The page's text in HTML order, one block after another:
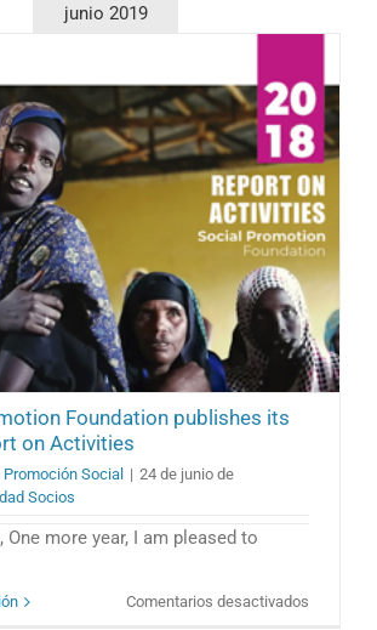
presents
report
on
activities
junio 2019
Foundation publishes its
on Activities
Social | 24 de junio de
Socios
One more year, I am pleased to
Comentarios desactivados